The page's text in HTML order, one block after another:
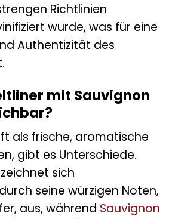
Richtlinien
wurde, was für eine
Authentizität des
mit Sauvignon
als frische, aromatische
gibt es Unterschiede.
sich
seine würzigen Noten,
aus, während Sauvignon